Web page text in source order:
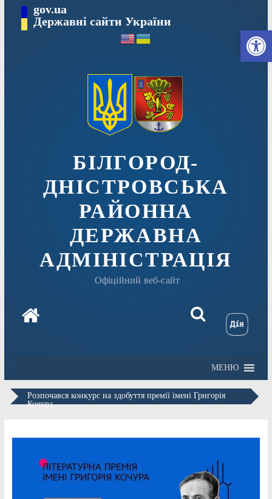
вмісту
gov.ua
Державні сайти України
БІЛГОРОД-
ДНІСТРОВСЬКА
РАЙОННА
ДЕРЖАВНА
АДМІНІСТРАЦІЯ
Офіційний веб-сайт
МЕНЮ
Розпочався конкурс на здобуття премії імені Григорія
Кочура